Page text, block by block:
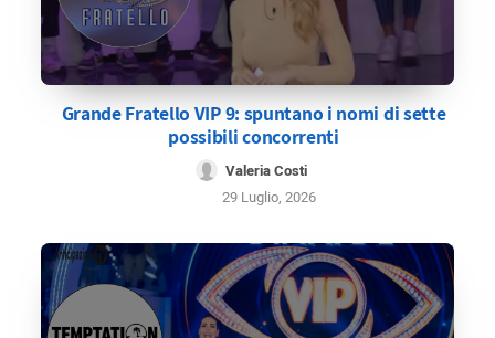
Grande Fratello VIP 9: spuntano i nomi di sette
possibili concorrenti
Valeria Costi
29 Luglio, 2026